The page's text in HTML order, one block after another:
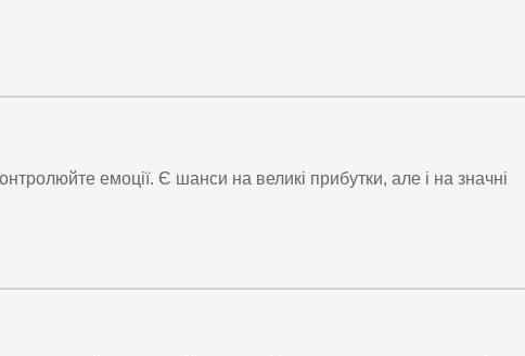
емоції. Є шанси на великі прибутки, але і на значні